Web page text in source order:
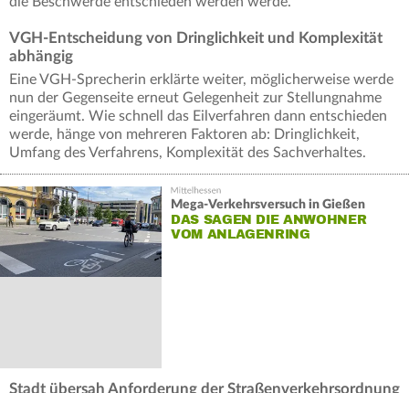
VGH-Entscheidung von Dringlichkeit und Komplexität
abhängig
Eine VGH-Sprecherin erklärte weiter, möglicherweise werde
nun der Gegenseite erneut Gelegenheit zur Stellungnahme
eingeräumt. Wie schnell das Eilverfahren dann entschieden
werde, hänge von mehreren Faktoren ab: Dringlichkeit,
Umfang des Verfahrens, Komplexität des Sachverhaltes.
Mega-Verkehrsversuch in Gießen
DAS SAGEN DIE ANWOHNER
VOM ANLAGENRING
Stadt übersah Anforderung der Straßenverkehrsordnung